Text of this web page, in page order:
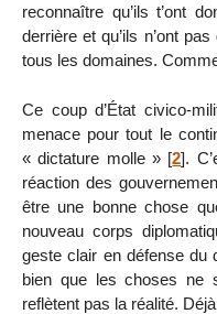
reconnaître qu’ils t’ont
derrière et qu’ils n’ont
tous les domaines.
Ce coup d’État civico-
menace pour tout le
« dictature molle » [2].
réaction des
être une bonne chose
nouveau corps
geste clair en défense du
bien que les choses ne
reflètent pas la réalité.